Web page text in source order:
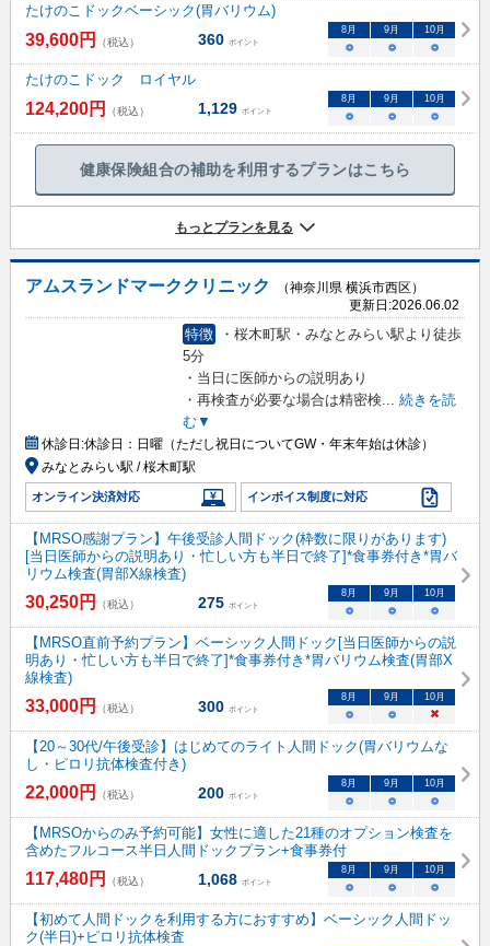
たけのこドックベーシック(胃バリウム)
39,600円 （税込） 360 ポイント
8月 9月 10月
○ ○ ○
たけのこドック ロイヤル
124,200円 （税込） 1,129 ポイント
8月 9月 10月
○ ○ ○
健康保険組合の補助を利用するプランはこちら
もっとプランを見る
アムスランドマーククリニック
（神奈川県 横浜市西区）
更新日:2026.06.02
特徴
・桜木町駅・みなとみらい駅より徒歩
5分
・当日に医師からの説明あり
・再検査が必要な場合は精密検
続きを読
む▼
休診日:休診日：日曜（ただし祝日についてGW・年末年始は休診）
みなとみらい駅 / 桜木町駅
オンライン決済対応 インボイス制度に対応
【MRSO感謝プラン】午後受診人間ドック(枠数に限りがあります)
[当日医師からの説明あり・忙しい方も半日で終了]*食事券付き*胃バ
リウム検査(胃部X線検査)
30,250円 （税込） 275 ポイント
8 月 9 月 10月
○ ○ ○
【MRSO直前予約プラン】ベーシック人間ドック[当日医師からの説
明あり・忙しい方も半日で終了]*食事券付き*胃バリウム検査(胃部X
線検査)
33,000円 （税込） 300 ポイント
8 月 9 月 10月
○ ○ ×
【20～30代/午後受診】はじめてのライト人間ドック(胃バリウムな
し・ピロリ抗体検査付き)
22,000円 （税込） 200 ポイント
8 月 9 月 10月
○ ○ ○
【MRSOからのみ予約可能】女性に適した21種のオプション検査を
含めたフルコース半日人間ドックプラン+食事券付
117,480円 （税込） 1,068 ポイント
8 月 9 月 10月
○ ○ ○
【初めて人間ドックを利用する方におすすめ】ベーシック人間ドッ
ク(半日)+ピロリ抗体検査